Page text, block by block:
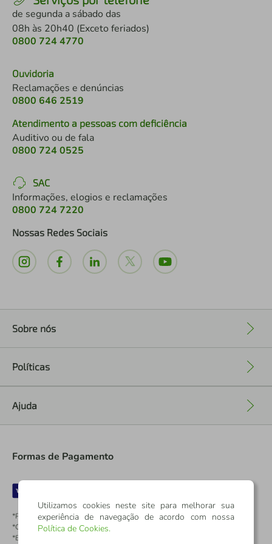
de segunda a sábado das
08h às 20h40 (Exceto feriados)
0800 724 4770
Ouvidoria
Reclamações e denúncias
0800 646 2519
Atendimento a pessoas com deficiência
Auditivo ou de fala
0800 724 0525
SAC
Informações, elogios e reclamações
0800 724 7220
Nossas Redes Sociais
Sobre nós
Políticas
Ajuda
Formas de Pagamento
*Pontos dos Cartões Sicredi
*Cartões Sicredi
*Boleto exclusivo para associados PJ
Utilizamos cookies neste site para melhorar sua
experiência de navegação de acordo com nossa
Política de Cookies.